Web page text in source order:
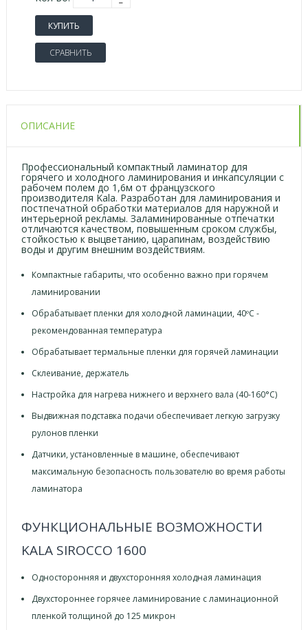
КУПИТЬ
СРАВНИТЬ
ОПИСАНИЕ
Профессиональный компактный ламинатор для
горячего и холодного ламинирования и инкапсуляции с
рабочем полем до 1,6м от французского
производителя Kala. Разработан для ламинирования и
постпечатной обработки материалов для наружной и
интерьерной рекламы. Заламинированные отпечатки
отличаются качеством, повышенным сроком службы,
стойкостью к выцветанию, царапинам, воздействию
воды и другим внешним воздействиям.
Компактные габариты, что особенно важно при горячем
ламинировании
Обрабатывает пленки для холодной ламинации, 40ºС -
рекомендованная температура
Обрабатывает термальные пленки для горячей ламинации
Склеивание, держатель
Настройка для нагрева нижнего и верхнего вала (40-160°С)
Выдвижная подставка подачи обеспечивает легкую загрузку
рулонов пленки
Датчики, установленные в машине, обеспечивают
максимальную безопасность пользователю во время работы
ламинатора
ФУНКЦИОНАЛЬНЫЕ ВОЗМОЖНОСТИ
KALA SIROCCO 1600
Односторонняя и двухсторонняя холодная ламинация
Двухстороннее горячее ламинирование с ламинационной
пленкой толщиной до 125 микрон